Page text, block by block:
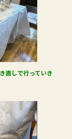
直しで行っていき